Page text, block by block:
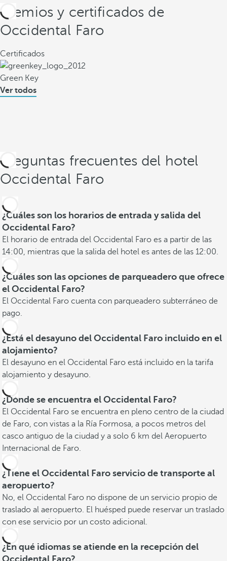
Premios y certificados de
Occidental Faro
Certificados
Green Key
Ver todos
Preguntas frecuentes del hotel
Occidental Faro
¿Cuáles son los horarios de entrada y salida del
Occidental Faro?
El horario de entrada del Occidental Faro es a partir de las
14:00, mientras que la salida del hotel es antes de las 12:00.
¿Cuáles son las opciones de parqueadero que ofrece
el Occidental Faro?
El Occidental Faro cuenta con parqueadero subterráneo de
pago.
¿Está el desayuno del Occidental Faro incluido en el
alojamiento?
El desayuno en el Occidental Faro está incluido en la tarifa
alojamiento y desayuno.
¿Dónde se encuentra el Occidental Faro?
El Occidental Faro se encuentra en pleno centro de la ciudad
de Faro, con vistas a la Ría Formosa, a pocos metros del
casco antiguo de la ciudad y a solo 6 km del Aeropuerto
Internacional de Faro.
¿Tiene el Occidental Faro servicio de transporte al
aeropuerto?
No, el Occidental Faro no dispone de un servicio propio de
traslado al aeropuerto. El huésped puede reservar un traslado
con ese servicio por un costo adicional.
¿En qué idiomas se atiende en la recepción del
Occidental Faro?